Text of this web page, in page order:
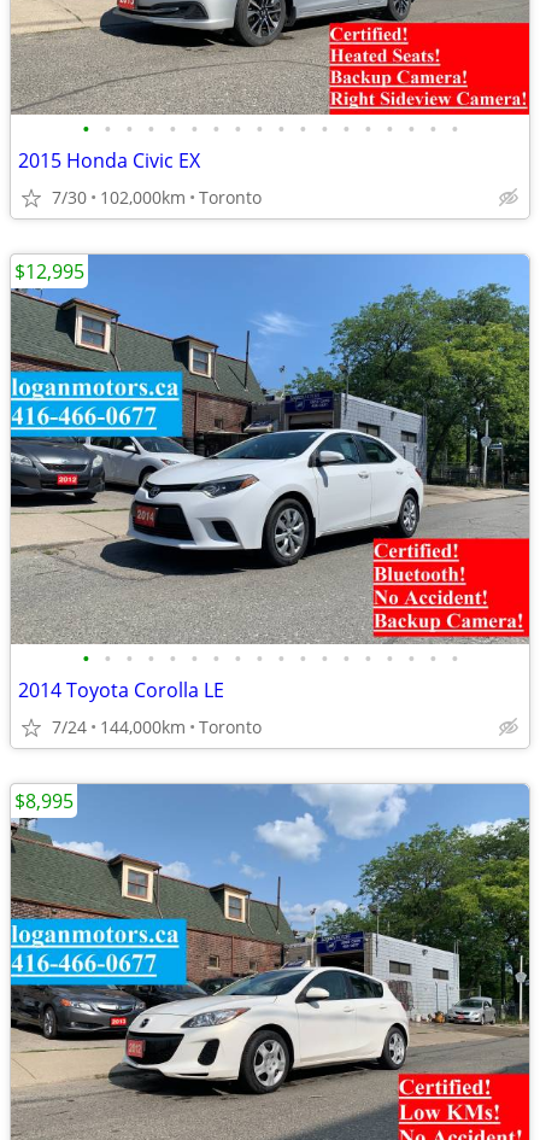
• • • • • • • • • • • • • • • • • •
2015 Honda Civic EX
7/30 102,000km Toronto
• • • • • • • • • • • • • • • • • •
2014 Toyota Corolla LE
7/24 144,000km Toronto
$12,995
$8,995